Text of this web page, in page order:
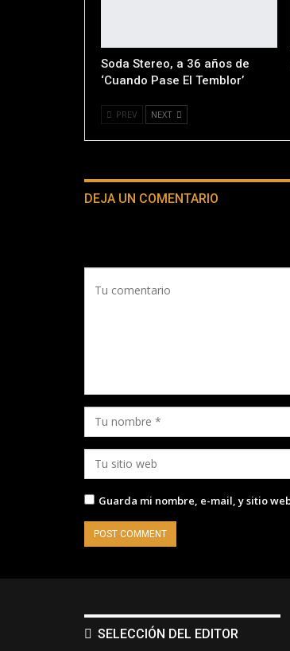
Soda Stereo, a 36 años de
‘Cuando Pase El Temblor’
PREV NEXT
DEJA UN COMENTARIO
Guarda mi nombre, e-mail, y sitio
SELECCIÓN DEL EDITOR